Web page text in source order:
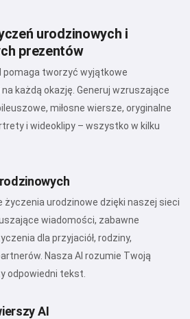
urodzinowych i
prezentów
pomaga tworzyć wyjątkowe
każdą okazję. Generuj wzruszające
miłosne wiersze, oryginalne
i wideoklipy – wszystko w kilku
urodzinowe dzięki naszej sieci
wiadomości, zabawne
dla przyjaciół, rodziny,
Nasza AI rozumie Twoją
odpowiedni tekst.
AI